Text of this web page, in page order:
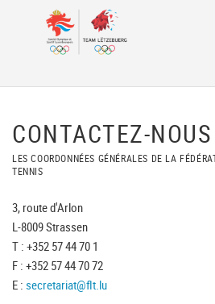
CONTACTEZ-NOUS
LES COORDONNÉES GÉNÉRALES DE LA
TENNIS
3, route d'Arlon
L-8009 Strassen
T : +352 57 44 70 1
F : +352 57 44 70 72
E : secretariat@flt.lu